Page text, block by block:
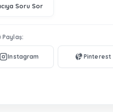
Soru Sor
Paylaş: